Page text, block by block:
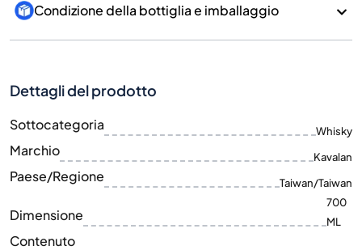
Condizione della bottiglia e imballaggio
Dettagli del prodotto
Sottocategoria Whisky
Marchio Kavalan
Paese/Regione Taiwan/Taiwan
Dimensione
700
ML
Contenuto